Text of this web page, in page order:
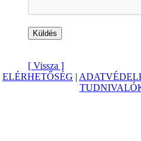
[ Vissza ]
ELÉRHETŐSÉG |